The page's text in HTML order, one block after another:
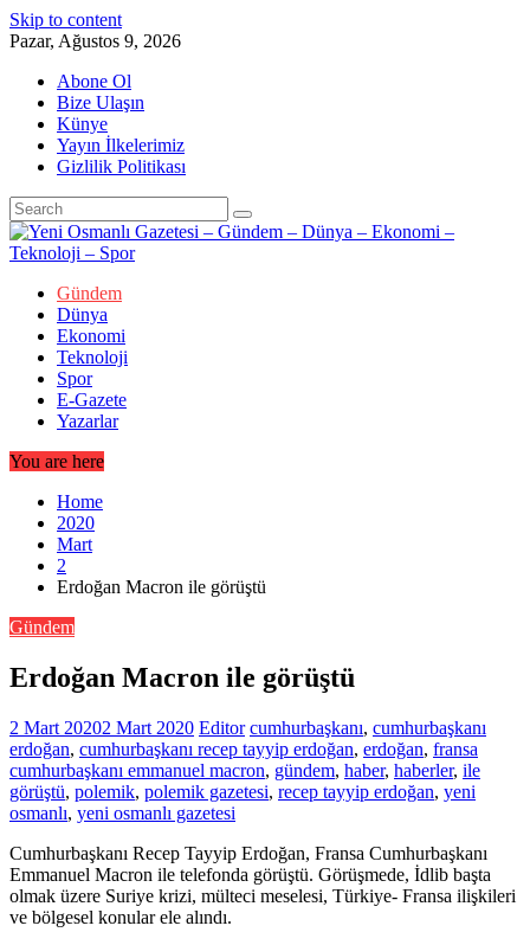
Skip to content
Pazar, Ağustos 9, 2026
Abone Ol
Bize Ulaşın
Künye
Yayın İlkelerimiz
Gizlilik Politikası
Gündem
Dünya
Ekonomi
Teknoloji
Spor
E-Gazete
Yazarlar
You are here
Home
2020
Mart
2
Erdoğan Macron ile görüştü
Gündem
Erdoğan Macron ile görüştü
2 Mart 20202 Mart 2020 Editor cumhurbaşkanı, cumhurbaşkanı
erdoğan, cumhurbaşkanı recep tayyip erdoğan, erdoğan, fransa
cumhurbaşkanı emmanuel macron, gündem, haber, haberler, ile
görüştü, polemik, polemik gazetesi, recep tayyip erdoğan, yeni
osmanlı, yeni osmanlı gazetesi
Cumhurbaşkanı Recep Tayyip Erdoğan, Fransa Cumhurbaşkanı
Emmanuel Macron ile telefonda görüştü. Görüşmede, İdlib başta
olmak üzere Suriye krizi, mülteci meselesi, Türkiye- Fransa ilişkileri
ve bölgesel konular ele alındı.